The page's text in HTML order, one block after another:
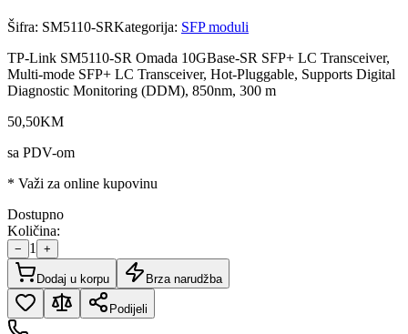
Šifra: SM5110-SRKategorija: SFP moduli
TP-Link SM5110-SR Omada 10GBase-SR SFP+ LC Transceiver,
Multi-mode SFP+ LC Transceiver, Hot-Pluggable, Supports Digital
Diagnostic Monitoring (DDM), 850nm, 300 m
50,50KM
sa PDV-om
* Važi za online kupovinu
Dostupno
Količina:
− 1 +
Dodaj u korpu Brza narudžba
Podijeli